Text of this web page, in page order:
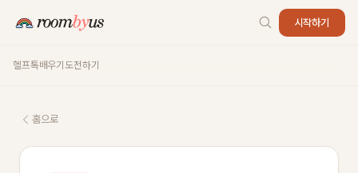
시작하기
헬프톡배우기도전하기
홈으로